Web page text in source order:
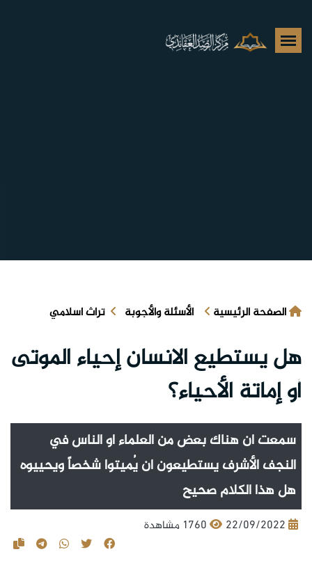
الصفحة الرئيسية الأسئلة والأجوبة تراث اسلامي
هل يستطيع الانسان إحياء الموتى
أو إماتة الأحياء؟
سمعت ان هناك بعض من العلماء او الناس في
النجف الأشرف يستطيعون ان يُميتوا شخصاً ويحييوه
هل هذا الكلام صحيح
22/09/2022 1760 مشاهدة